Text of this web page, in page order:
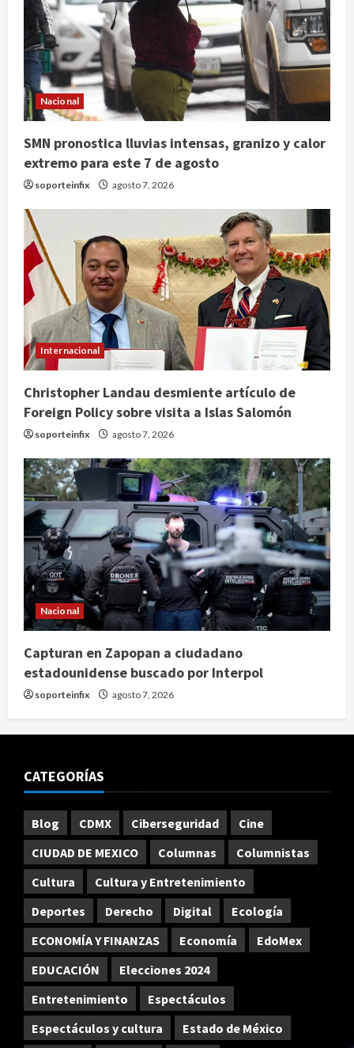
Nacional
SMN pronostica lluvias intensas, granizo y calor
extremo para este 7 de agosto
soporteinfix agosto 7, 2026
Internacional
Christopher Landau desmiente artículo de
Foreign Policy sobre visita a Islas Salomón
soporteinfix agosto 7, 2026
Nacional
Capturan en Zapopan a ciudadano
estadounidense buscado por Interpol
soporteinfix agosto 7, 2026
CATEGORÍAS
Blog CDMX Ciberseguridad
Cine
CIUDAD DE MEXICO
Columnas
Columnistas
Cultura
Cultura y Entretenimiento
Deportes
Derecho Digital
Ecología
ECONOMÍA Y FINANZAS
Economía
EdoMex
EDUCACIÓN
Elecciones 2024
Entretenimiento
Espectáculos
Espectáculos y cultura
Estado de México